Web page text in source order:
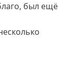
был ещё